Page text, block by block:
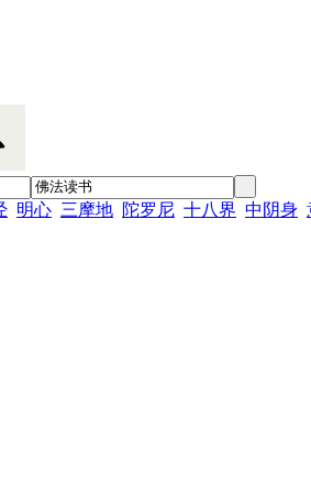
明心 三摩地 陀罗尼 十八界 中阴身